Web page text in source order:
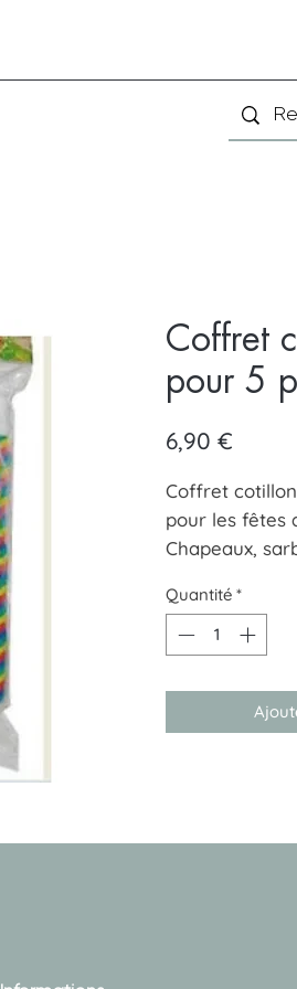
Coffret
pour 5
6,90 €
Coffret
pour les fêtes
Chapeaux,
Tout pour faire
Quantité *